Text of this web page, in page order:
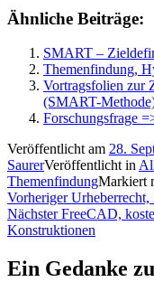
Ähnliche Beiträge:
SMART –
Themenfindung,
Vortragsfolien zur
(SMART-
Forschungsfrage
Veröffentlicht am 28.
SaurerVeröffentlicht in
ThemenfindungMarkiert
Vorheriger Vorheriger
Beitrag:
Urheberrecht,
Nächster Nächster
Beitrag:
FreeCAD,
Konstruktionen
Ein Gedanke